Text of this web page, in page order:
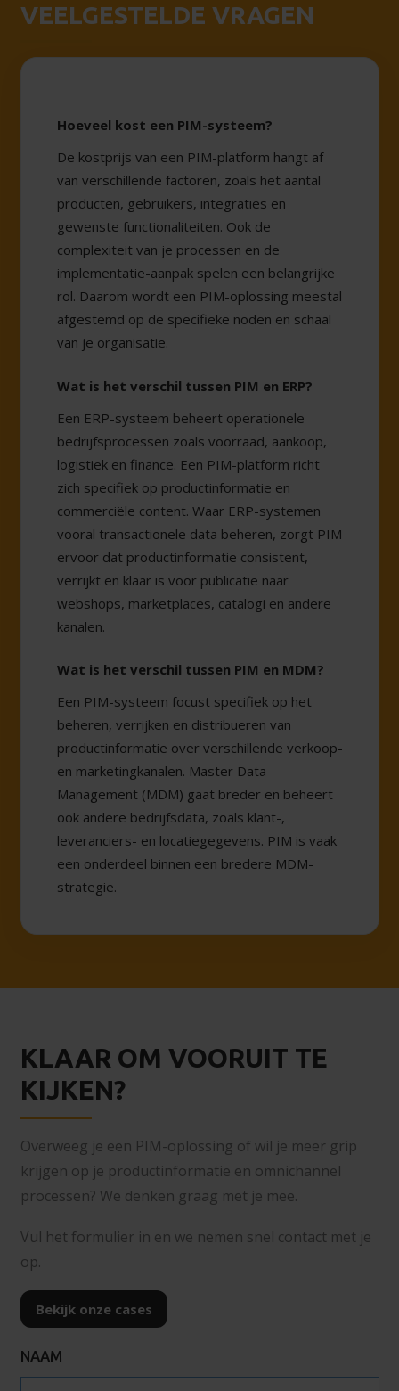
VEELGESTELDE VRAGEN
Hoeveel kost een PIM-systeem?
De kostprijs van een PIM-platform hangt af
van verschillende factoren, zoals het aantal
producten, gebruikers, integraties en
gewenste functionaliteiten. Ook de
complexiteit van je processen en de
implementatie-aanpak spelen een belangrijke
rol. Daarom wordt een PIM-oplossing meestal
afgestemd op de specifieke noden en schaal
van je organisatie.
Wat is het verschil tussen PIM en ERP?
Een ERP-systeem beheert operationele
bedrijfsprocessen zoals voorraad, aankoop,
logistiek en finance. Een PIM-platform richt
zich specifiek op productinformatie en
commerciële content. Waar ERP-systemen
vooral transactionele data beheren, zorgt PIM
ervoor dat productinformatie consistent,
verrijkt en klaar is voor publicatie naar
webshops, marketplaces, catalogi en andere
kanalen.
Wat is het verschil tussen PIM en MDM?
Een PIM-systeem focust specifiek op het
beheren, verrijken en distribueren van
productinformatie over verschillende verkoop-
en marketingkanalen. Master Data
Management (MDM) gaat breder en beheert
ook andere bedrijfsdata, zoals klant-,
leveranciers- en locatiegegevens. PIM is vaak
een onderdeel binnen een bredere MDM-
strategie.
KLAAR OM VOORUIT TE
KIJKEN?
Overweeg je een PIM-oplossing of wil je meer grip
krijgen op je productinformatie en omnichannel
processen? We denken graag met je mee.
Vul het formulier in en we nemen snel contact met je
op.
Bekijk onze cases
NAAM